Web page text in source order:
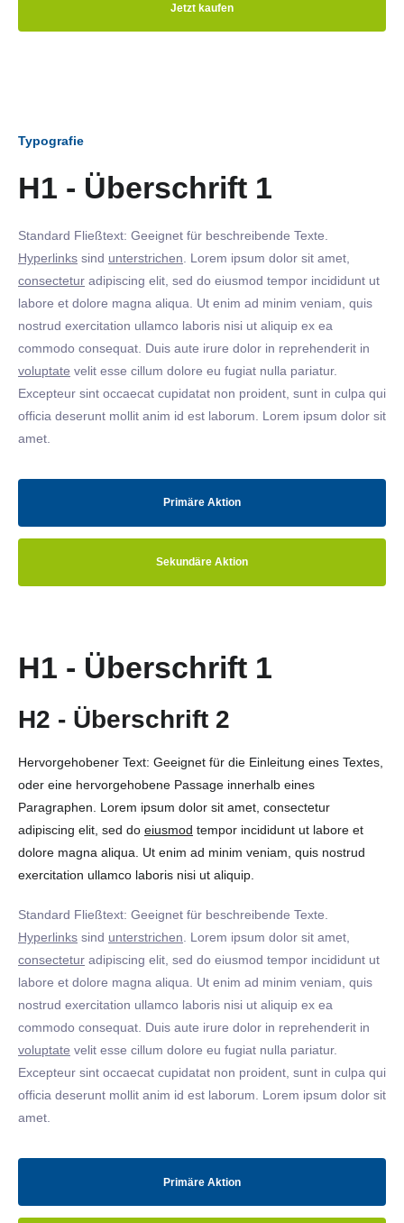
Jetzt kaufen
Typografie
H1 - Überschrift 1
Standard Fließtext: Geeignet für beschreibende Texte.
Hyperlinks sind unterstrichen . Lorem ipsum dolor sit amet,
consectetur adipiscing elit, sed do eiusmod tempor incididunt ut
labore et dolore magna aliqua. Ut enim ad minim veniam, quis
nostrud exercitation ullamco laboris nisi ut aliquip ex ea
commodo consequat. Duis aute irure dolor in reprehenderit in
voluptate velit esse cillum dolore eu fugiat nulla pariatur.
Excepteur sint occaecat cupidatat non proident, sunt in culpa qui
officia deserunt mollit anim id est laborum. Lorem ipsum dolor sit
amet.
Primäre Aktion
Sekundäre Aktion
H1 - Überschrift 1
H2 - Überschrift 2
Hervorgehobener Text: Geeignet für die Einleitung eines Textes,
oder eine hervorgehobene Passage innerhalb eines
Paragraphen. Lorem ipsum dolor sit amet, consectetur
adipiscing elit, sed do eiusmod tempor incididunt ut labore et
dolore magna aliqua. Ut enim ad minim veniam, quis nostrud
exercitation ullamco laboris nisi ut aliquip.
Standard Fließtext: Geeignet für beschreibende Texte.
Hyperlinks sind unterstrichen . Lorem ipsum dolor sit amet,
consectetur adipiscing elit, sed do eiusmod tempor incididunt ut
labore et dolore magna aliqua. Ut enim ad minim veniam, quis
nostrud exercitation ullamco laboris nisi ut aliquip ex ea
commodo consequat. Duis aute irure dolor in reprehenderit in
voluptate velit esse cillum dolore eu fugiat nulla pariatur.
Excepteur sint occaecat cupidatat non proident, sunt in culpa qui
officia deserunt mollit anim id est laborum. Lorem ipsum dolor sit
amet.
Primäre Aktion